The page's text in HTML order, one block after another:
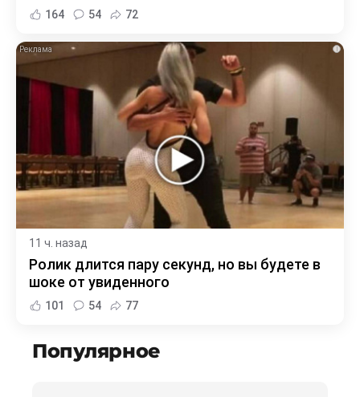
164 54 72
i
11 ч. назад
Ролик длится пару секунд, но вы будете в
шоке от увиденного
101 54 77
Популярное